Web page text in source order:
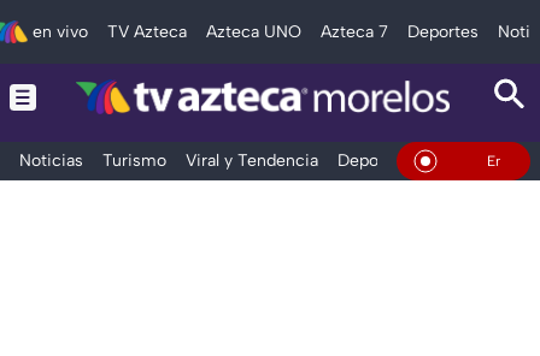
en vivo TV Azteca Azteca UNO Azteca 7 Deportes
Noticias Turismo Viral y Tendencia Deportes Espectáculos
En Vivo